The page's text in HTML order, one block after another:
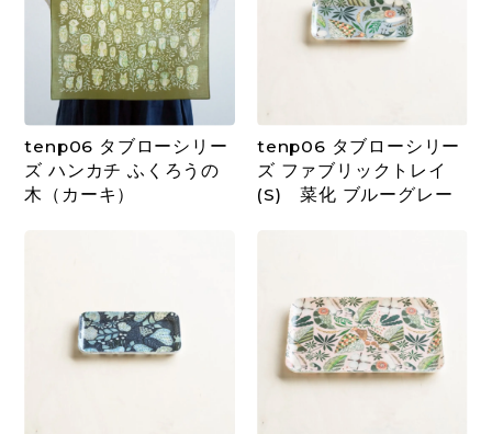
tenp06 タブローシリー
ズ ハンカチ ふくろうの
木（カーキ）
tenp06 タブローシリー
ズ ファブリックトレイ
(S) 菜化 ブルーグレー